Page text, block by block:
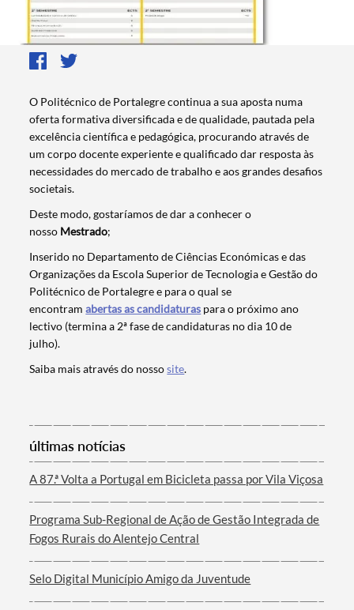
Termo de Pesquisa
Categorias gerais
Filtros
O Politécnico de Portalegre continua a sua aposta numa
oferta formativa diversificada e de qualidade, pautada pela
excelência científica e pedagógica, procurando através de
um corpo docente experiente e qualificado dar resposta às
necessidades do mercado de trabalho e aos grandes desafios
societais.
Deste modo, gostaríamos de dar a conhecer o
nosso Mestrado;
Inserido no Departamento de Ciências Económicas e das
Organizações da Escola Superior de Tecnologia e Gestão do
Politécnico de Portalegre e para o qual se
encontramabertas as candidaturas para o próximo ano
lectivo (termina a 2ª fase de candidaturas no dia 10 de
julho).
Saiba mais através do nossosite.
últimas notícias
A 87.ª Volta a Portugal em Bicicleta passa por Vila Viçosa
Programa Sub-Regional de Ação de Gestão Integrada de
Fogos Rurais do Alentejo Central
Selo Digital Município Amigo da Juventude